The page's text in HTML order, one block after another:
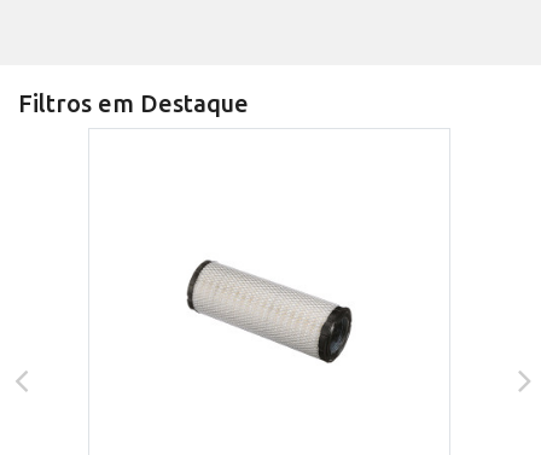
Filtros em Destaque